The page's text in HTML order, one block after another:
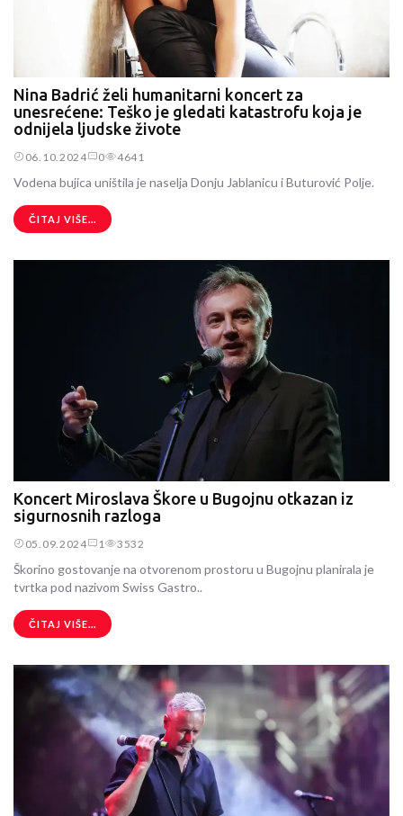
Nina Badrić želi humanitarni koncert za
unesrećene: Teško je gledati katastrofu koja je
odnijela ljudske živote
06.10.2024 0 4641
Vodena bujica uništila je naselja Donju Jablanicu i Buturović Polje.
ČITAJ VIŠE...
Koncert Miroslava Škore u Bugojnu otkazan iz
sigurnosnih razloga
05.09.2024 1 3532
Škorino gostovanje na otvorenom prostoru u Bugojnu planirala je
tvrtka pod nazivom Swiss Gastro..
ČITAJ VIŠE...